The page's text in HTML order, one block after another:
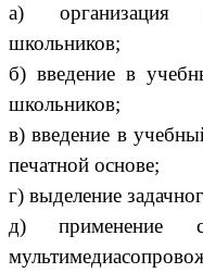
а) организация
школьников;
б) введение в
школьников;
в) введение в
печатной основе;
г) выделение
д) применение